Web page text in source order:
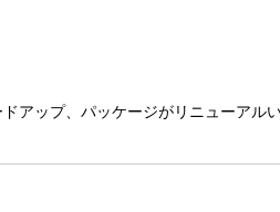
アップ、パッケージがリニューア